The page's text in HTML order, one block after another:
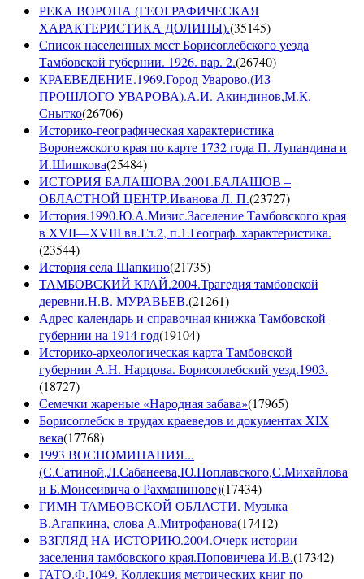
РЕКА ВОРОНА (ГЕОГРАФИЧЕСКАЯ
ХАРАКТЕРИСТИКА ДОЛИНЫ).(35145)
Список населенных мест Борисоглебского уезда
Тамбовской губернии. 1926. вар. 2.(26740)
КРАЕВЕДЕНИЕ.1969.Город Уварово.(ИЗ
ПРОШЛОГО УВАРОВА).А.И. Акиндинов,М.К.
Снытко(26706)
Историко-географическая характеристика
Воронежского края по карте 1732 года П. Лупандина и
И.Шишкова(25484)
ИСТОРИЯ БАЛАШОВА.2001.БАЛАШОВ –
ОБЛАСТНОЙ ЦЕНТР.Иванова Л. П.(23727)
История.1990.Ю.А.Мизис.Заселение Тамбовского края
в XVII—XVIII вв.Гл.2, п.1.Географ. характеристика.
(23544)
История села Шапкино(21735)
ТАМБОВСКИЙ КРАЙ.2004.Трагедия тамбовской
деревни.Н.В. МУРАВЬЕВ.(21261)
Адрес-календарь и справочная книжка Тамбовской
губернии на 1914 год(19104)
Историко-археологическая карта Тамбовской
губернии А.Н. Нарцова. Борисоглебский уезд.1903.
(18727)
Семечки жареные «Народная забава»(17965)
Борисоглебск в трудах краеведов и документах XIX
века(17768)
1993 ВОСПОМИНАНИЯ...
(С.Сатиной,Л.Сабанеева,Ю.Поплавского,С.Михайлова
и Б.Моисеивича о Рахманинове)(17434)
ГИМН ТАМБОВСКОЙ ОБЛАСТИ. Музыка
В.Агапкина, слова А.Митрофанова(17412)
ВЗГЛЯД НА ИСТОРИЮ.2004.Очерк истории
заселения тамбовского края.Поповичева И.В.(17342)
ГАТО.Ф.1049. Коллекция метрических книг по